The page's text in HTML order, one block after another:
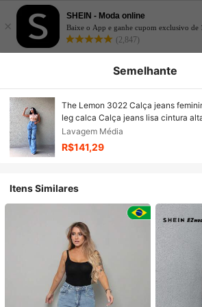
×
SHEIN - Moda online
Baixe o App e ganhe cupom exclusivo de
(2,847)
Semelhante
The Lemon 3022 Calça jeans feminina cargo pantalona
leg calca Calça jeans lisa cintura
Lavagem Média
R$141,29
Itens Similares